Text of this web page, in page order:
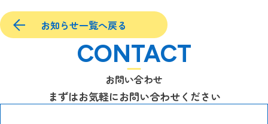
お知らせ一覧へ戻る
CONTACT
お問い合わせ
まずはお気軽にお問い合わせください